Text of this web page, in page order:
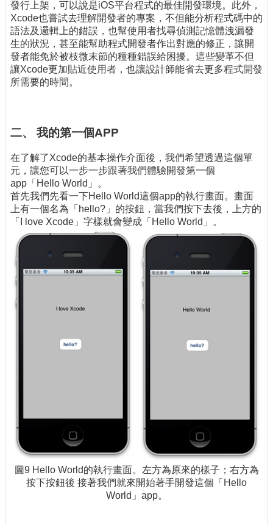
發行上架，可以說是iOS平台程式的最佳開發環境。此外，
Xcode也嘗試去理解開發者的專案，不但能分析程式碼中的
語法及邏輯上的錯誤，也幫使用者找尋偵測記憶體洩漏發
生的狀況，甚至能幫助程式開發者作出對應的修正，讓開
發者能免於被枝微末節的種種錯誤給困擾。這些變革不但
讓Xcode更加貼近使用者，也讓設計師能省去更多程式開發
所需要的時間。
二、 我的第一個APP
在了解了Xcode的基本操作介面後，我們希望透過這個單
元，讓您可以一步一步跟著我們體驗開發第一個
app「Hello World」。
首先我們先看一下Hello World這個app的執行畫面。畫面
上有一個名為「hello?」的按鈕，當我們按下去後，上方的
「I love Xcode」字樣就會變成「Hello World」。
圖9 Hello World的執行畫面。左方為原來的樣子；右方為
按下按鈕後 接著我們就來開始著手開發這個「Hello
World」app。